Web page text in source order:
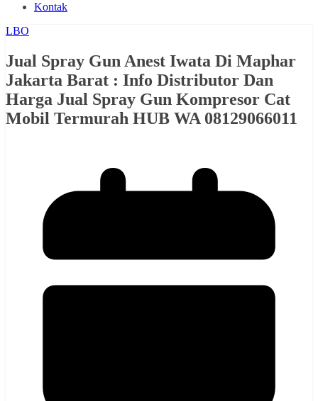
Kontak
LBO
Jual Spray Gun Anest Iwata Di Maphar
Jakarta Barat : Info Distributor Dan
Harga Jual Spray Gun Kompresor Cat
Mobil Termurah HUB WA 08129066011